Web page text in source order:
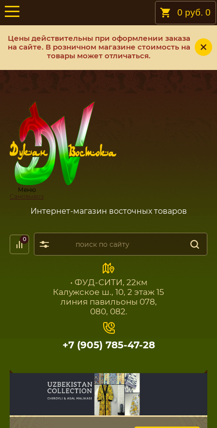
Цены действительны при оформлении заказа
на сайте. В розничном магазине стоимость на
товары может отличаться.
Меню
Самовывоз
Интернет-магазин восточных товаров
0
• ФУД-СИТИ, 22км
Калужское ш., 10, 2 этаж 15
линия павильоны 078,
080, 082.
+7 (905) 785-47-28
0 руб. 0